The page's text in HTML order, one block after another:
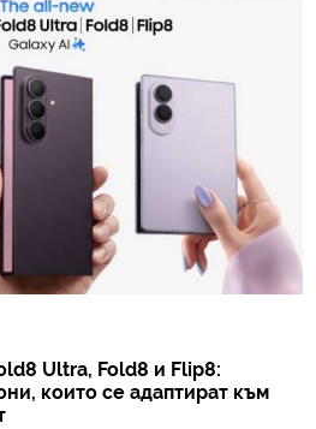
Ultra, Fold8 и Flip8:
които се адаптират към